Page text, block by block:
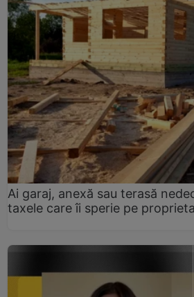
Ai garaj, anexă sau terasă
taxele care îi sperie pe